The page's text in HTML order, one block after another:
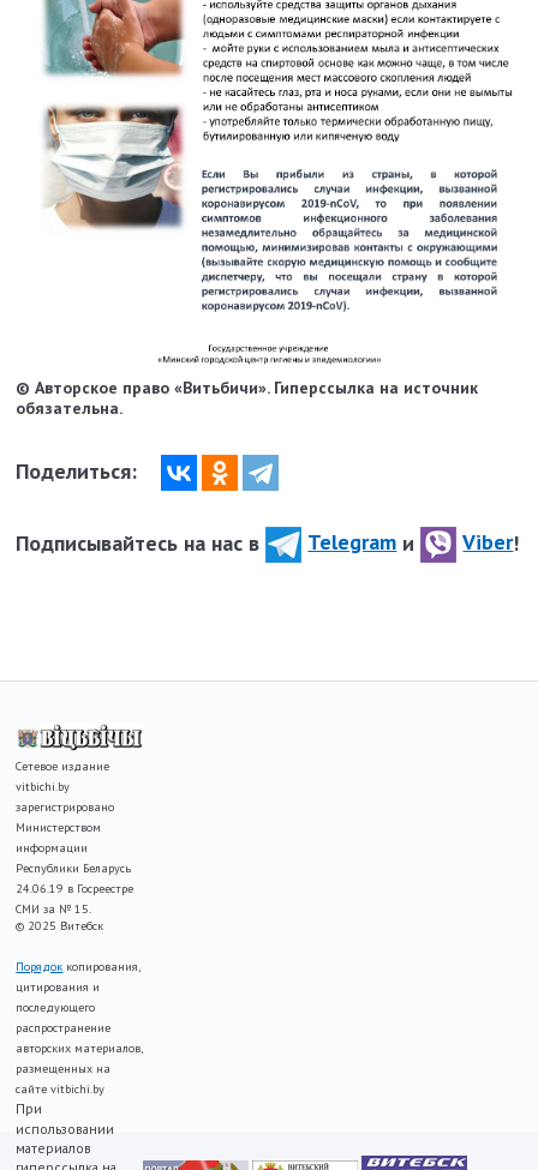
© Авторское право «Витьбичи». Гиперссылка на источник
обязательна.
Поделиться:
Подписывайтесь на нас в Telegram и Viber!
Сетевое издание
vitbichi.by
зарегистрировано
Министерством
информации
Республики Беларусь
24.06.19 в Госреестре
СМИ за № 15.
© 2025 Витебск
Порядок копирования,
цитирования и
последующего
распространение
авторских материалов,
размещенных на
сайте vitbichi.by
При
использовании
материалов